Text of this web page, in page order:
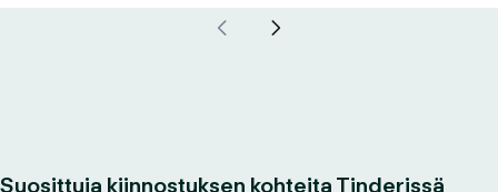
Suosittuja kiinnostuksen kohteita Tinderissä